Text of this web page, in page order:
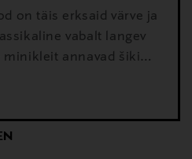
on täis erksaid värve ja
vabalt langev
annavad šiki
laia äärega kübar,